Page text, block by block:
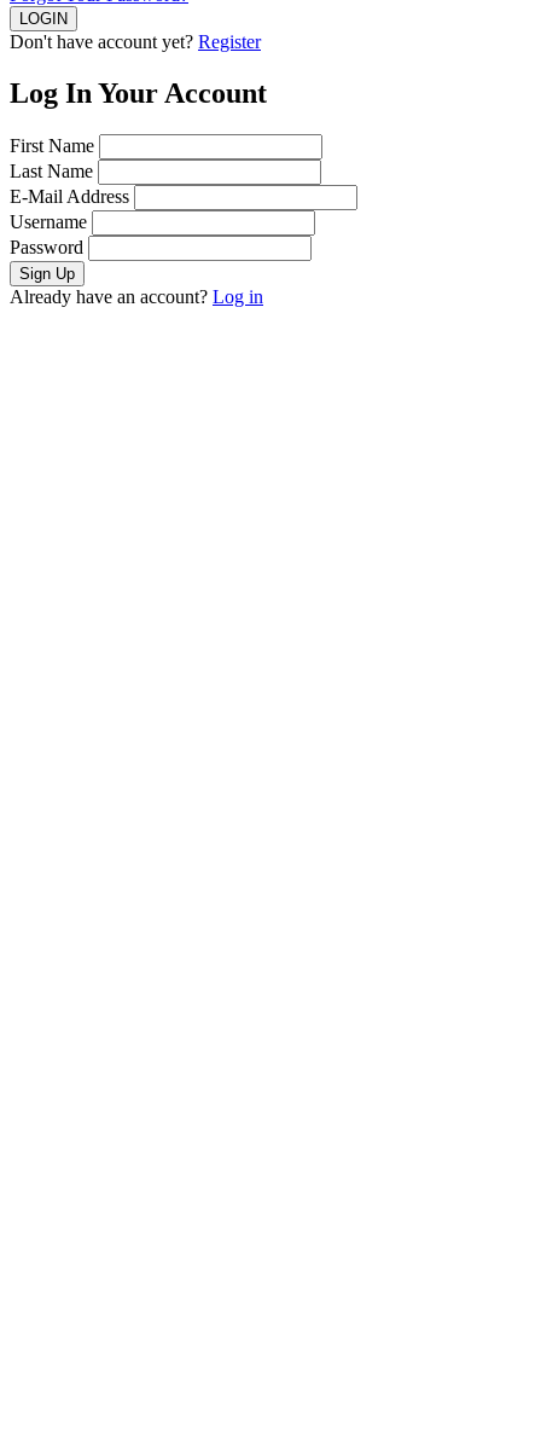
Don't have account yet? Register
Log In Your Account
First Name
Last Name
E-Mail Address
Username
Password
Already have an account? Log in